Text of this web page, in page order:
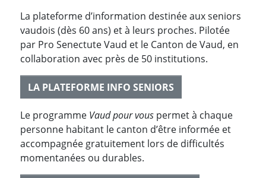
La plateforme d’information destinée aux seniors
vaudois (dès 60 ans) et à leurs proches. Pilotée
par Pro Senectute Vaud et le Canton de Vaud, en
collaboration avec près de 50 institutions.
LA PLATEFORME INFO SENIORS
Le programme Vaud pour vous permet à chaque
personne habitant le canton d’être informée et
accompagnée gratuitement lors de difficultés
momentanées ou durables.